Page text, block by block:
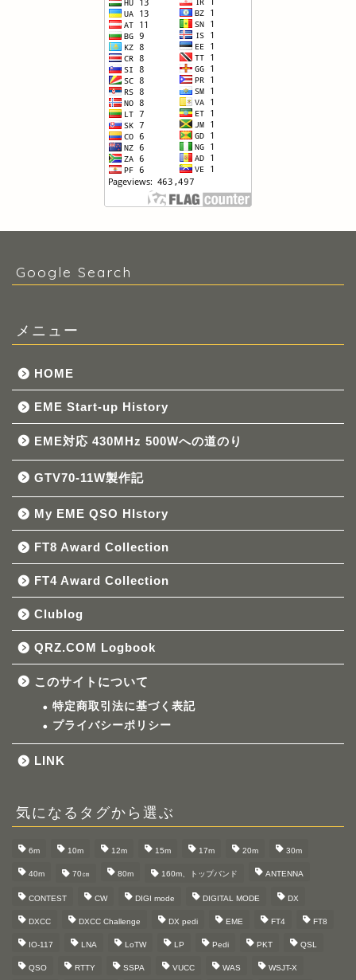
Google Search
メニュー
HOME
EME Start-up History
EME対応 430MHz 500Wへの道のり
GTV70-11W製作記
My EME QSO HIstory
FT8 Award Collection
FT4 Award Collection
Clublog
QRZ.COM Logbook
このサイトについて
特定商取引法に基づく表記
プライバシーポリシー
LINK
気になるタグから選ぶ
6m 10m 12m 15m 17m 20m 30m
40m 70㎝ 80m 160m、トップバンド ANTENNA
CONTEST CW DIGI mode DIGITAL MODE DX
DXCC DXCC Challenge DX pedi EME FT4 FT8
IO-117 LNA LoTW LP Pedi PKT QSL
QSO RTTY SSPA VUCC WAS WSJT-X